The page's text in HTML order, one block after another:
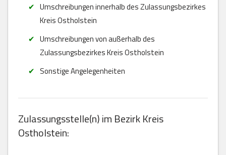
Umschreibungen innerhalb des Zulassungsbezirkes
Kreis Ostholstein
Umschreibungen von außerhalb des
Zulassungsbezirkes Kreis Ostholstein
Sonstige Angelegenheiten
Zulassungsstelle(n) im Bezirk Kreis
Ostholstein: